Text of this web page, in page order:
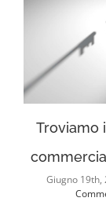
Troviamo
Giugno 19th,